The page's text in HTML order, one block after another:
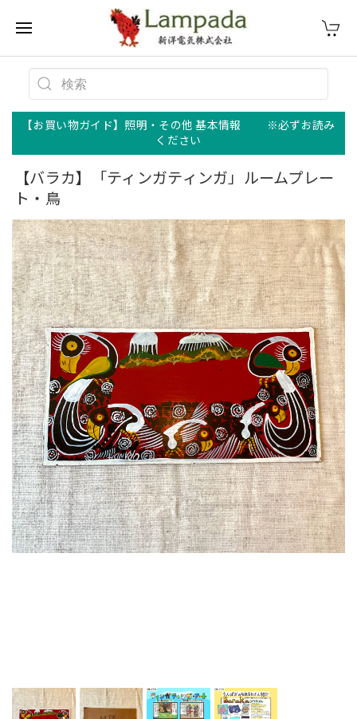
【お買い物ガイド】照明・その他 基本情報 ※必ずお読み
ください
【バラカ】「ティンガティンガ」ルームプレー
ト・鳥